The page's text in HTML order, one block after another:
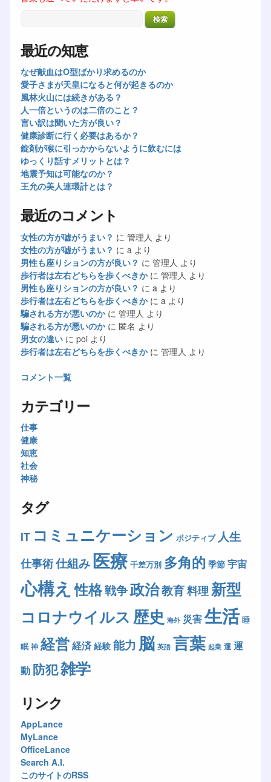
最近の知恵
なぜ献血はO型ばかり求めるのか
愛子さまが天皇になると何が起きるのか
風林火山には続きがある？
人一倍というのは二倍のこと？
言い訳は聞いた方が良い？
健康診断に行く必要はあるか？
錠剤が喉に引っかからないように飲むには
ゆっくり話すメリットとは？
地震予知は可能なのか？
王允の美人連環計とは？
最近のコメント
女性の方が嘘がうまい？ に 管理人 より
女性の方が嘘がうまい？ に a より
男性も座りションの方が良い？ に 管理人 より
歩行者は左右どちらを歩くべきかに 管理人 より
男性も座りションの方が良い？ に a より
歩行者は左右どちらを歩くべきかに a より
騙される方が悪いのかに 管理人 より
騙される方が悪いのかに 匿名 より
男女の違いに poiより
歩行者は左右どちらを歩くべきかに 管理人 より
コメント一覧
カテゴリー
仕事
健康
知恵
社会
神秘
タグ
IT コミュニケーション ポジティブ 人生
仕事術仕組み医療 千差万別 多角的 季節 宇宙
心構え 性格戦争政治教育料理 新型
コロナウイルス 歴史 海外 災害生活 睡
眠 神 経営経済 経験 能力 脳 英語 言葉 起業 運 運
動 防犯雑学
リンク
AppLance
MyLance
OfficeLance
Search A.I.
このサイトのRSS